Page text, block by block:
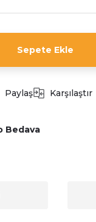
Sepete Ekle
Paylaş Karşılaştır
Bedava